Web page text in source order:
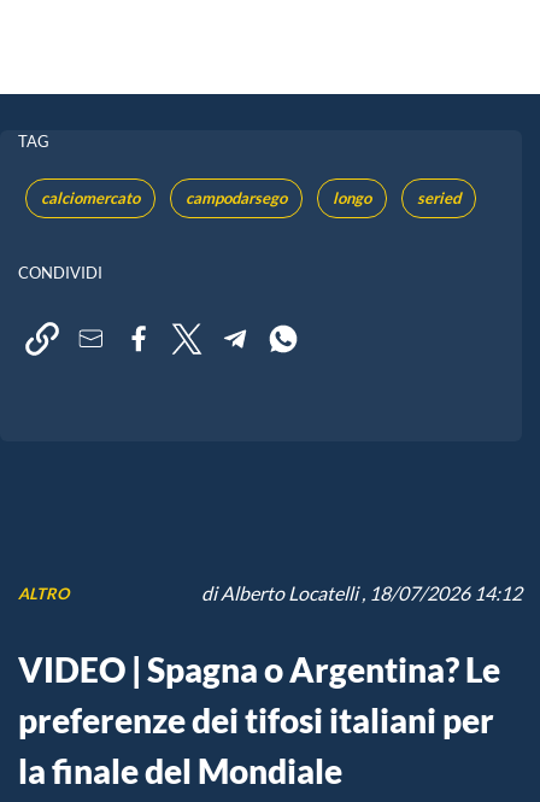
TAG
calciomercato campodarsego longo seried
CONDIVIDI
ALTRO diAlberto Locatelli, 18/07/2026 14:12
VIDEO | Spagna o Argentina? Le
preferenze dei tifosi italiani per
la finale del Mondiale